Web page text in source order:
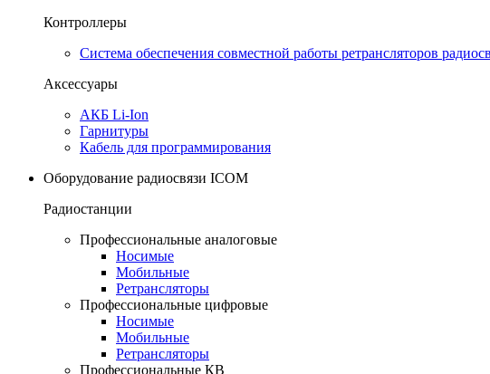
Контроллеры
Система обеспечения совместной работы ретрансляторов
Аксессуары
АКБ Li-Ion
Гарнитуры
Кабель для программирования
Оборудование радиосвязи ICOM
Радиостанции
Профессиональные аналоговые
Носимые
Мобильные
Ретрансляторы
Профессиональные цифровые
Носимые
Мобильные
Ретрансляторы
Профессиональные КВ